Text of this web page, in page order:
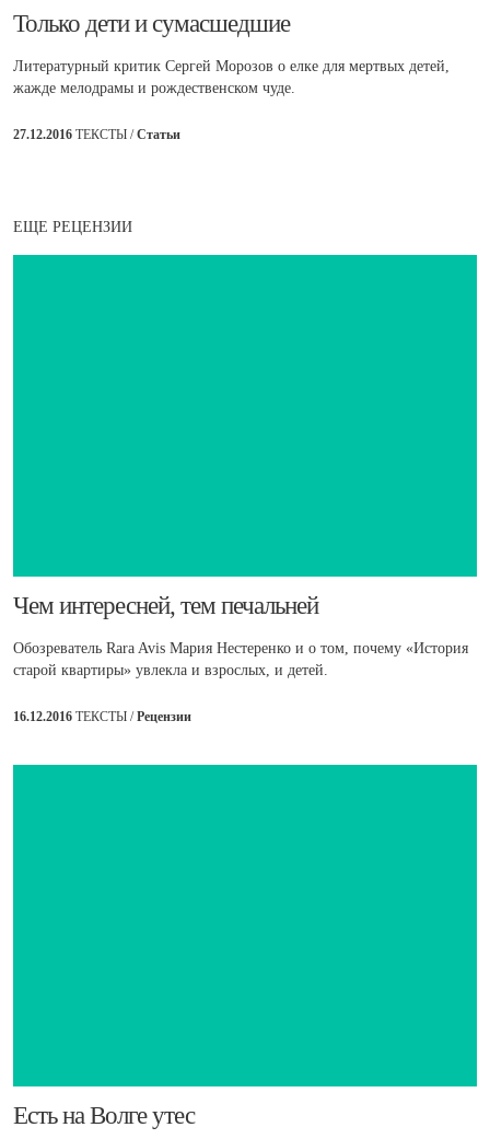
​Только дети и сумасшедшие
Литературный критик Сергей Морозов о елке для мертвых детей,
жажде мелодрамы и рождественском чуде.
27.12.2016 ТЕКСТЫ /Статьи
ЕЩЕ РЕЦЕНЗИИ
​Чем интересней, тем печальней
Обозреватель Rara Avis Мария Нестеренко и о том, почему «История
старой квартиры» увлекла и взрослых, и детей.
16.12.2016 ТЕКСТЫ /Рецензии
​Есть на Волге утес